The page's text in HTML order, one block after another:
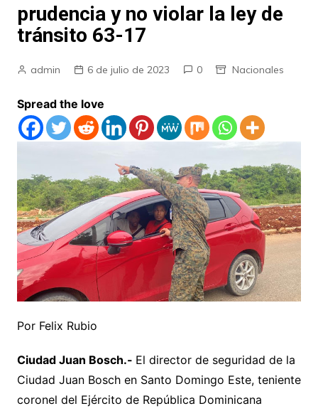
prudencia y no violar la ley de
tránsito 63-17
admin 6 de julio de 2023 0 Nacionales
Spread the love
Por Felix Rubio
Ciudad Juan Bosch.- El director de seguridad de la
Ciudad Juan Bosch en Santo Domingo Este, teniente
coronel del Ejército de República Dominicana